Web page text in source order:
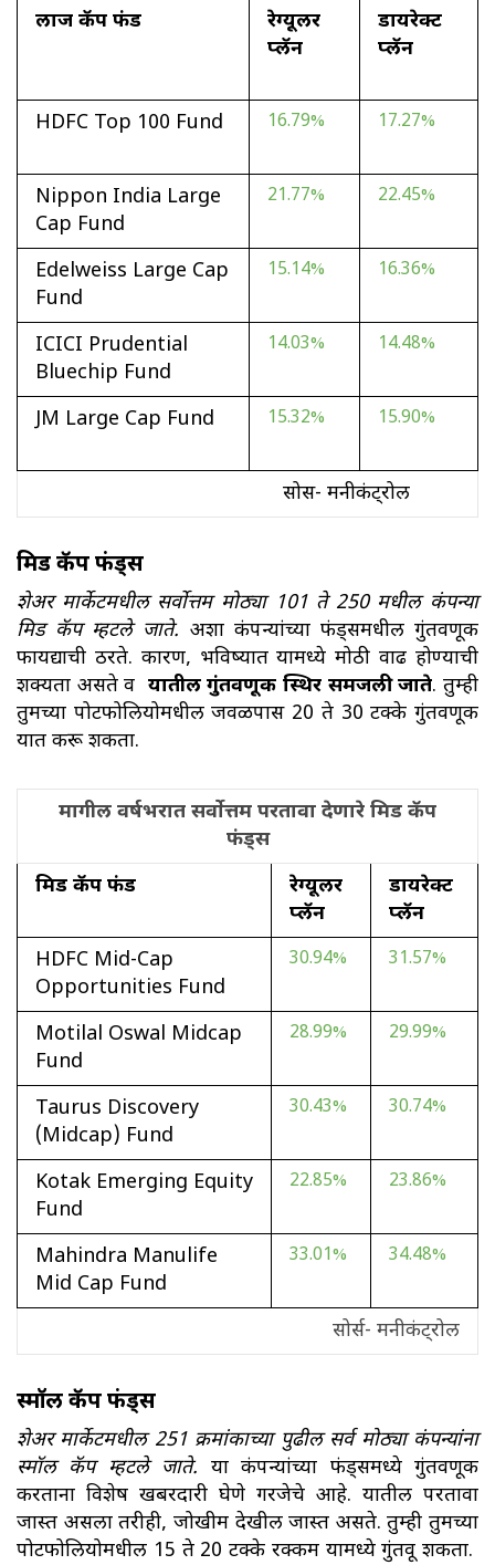
लार्ज कॅप फंड
रेग्यूलर
प्लॅन
डायरेक्ट
प्लॅन
HDFC Top 100 Fund 16.79% 17.27%
Nippon India Large
Cap Fund
21.77% 22.45%
Edelweiss Large Cap
Fund
15.14% 16.36%
ICICI Prudential
Bluechip Fund
14.03% 14.48%
JM Large Cap Fund 15.32% 15.90%
सोर्स- मनीकंट्रोल
मिड कॅप फंड्स
शेअर मार्केटमधील सर्वोत्तम मोठ्या 101 ते 250 मधील कंपन्या
मिड कॅप म्हटले जाते. अशा कंपन्यांच्या फंड्समधील गुंतवणूक
फायद्याची ठरते. कारण, भविष्यात यामध्ये मोठी वाढ होण्याची
शक्यता असते व यातील गुंतवणूक स्थिर समजली जाते. तुम्ही
तुमच्या पोर्टफोलियोमधील जवळपास 20 ते 30 टक्के गुंतवणूक
यात करू शकता.
मागील वर्षभरात सर्वोत्तम परतावा देणारे मिड कॅप
फंड्स
मिड कॅप फंड
रेग्यूलर
प्लॅन
डायरेक्ट
प्लॅन
HDFC Mid-Cap
Opportunities Fund
30.94% 31.57%
Motilal Oswal Midcap
Fund
28.99% 29.99%
Taurus Discovery
(Midcap) Fund
30.43% 30.74%
Kotak Emerging Equity
Fund
22.85% 23.86%
Mahindra Manulife
Mid Cap Fund
33.01% 34.48%
सोर्स- मनीकंट्रोल
स्मॉल कॅप फंड्स
शेअर मार्केटमधील 251 क्रमांकाच्या पुढील सर्व मोठ्या कंपन्यांना
स्मॉल कॅप म्हटले जाते. या कंपन्यांच्या फंड्समध्ये गुंतवणूक
करताना विशेष खबरदारी घेणे गरजेचे आहे. यातील परतावा
जास्त असला तरीही, जोखीम देखील जास्त असते. तुम्ही तुमच्या
पोर्टफोलियोमधील 15 ते 20 टक्के रक्कम यामध्ये गुंतवू शकता.